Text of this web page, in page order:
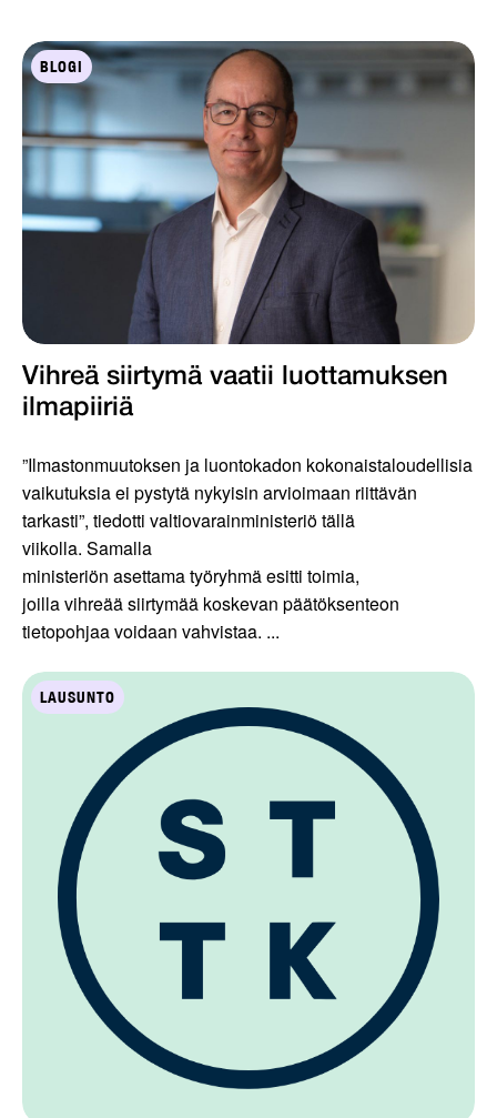
BLOGI
Vihreä siirtymä vaatii luottamuksen
ilmapiiriä
”Ilmastonmuutoksen ja luontokadon kokonaistaloudellisia
vaikutuksia ei pystytä nykyisin arvioimaan riittävän
tarkasti”, tiedotti valtiovarainministeriö tällä
viikolla. Samalla
ministeriön asettama työryhmä esitti toimia,
joilla vihreää siirtymää koskevan päätöksenteon
tietopohjaa voidaan vahvistaa. ...
LAUSUNTO